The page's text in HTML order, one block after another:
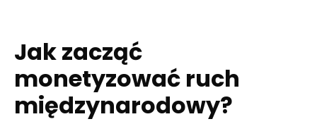
Jak zacząć
monetyzować ruch
międzynarodowy?